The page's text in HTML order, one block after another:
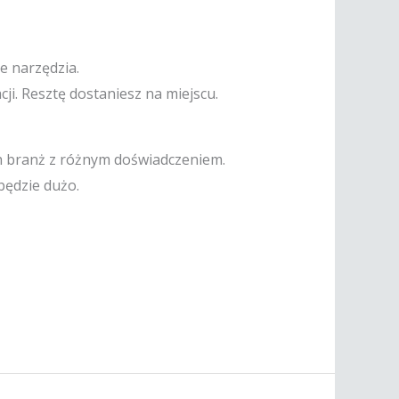
narzędzia.
Resztę dostaniesz na miejscu.
z różnym doświadczeniem.
dużo.